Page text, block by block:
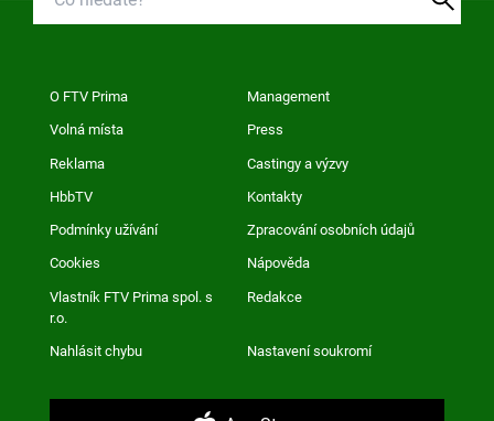
O FTV Prima Management
Volná místa Press
Reklama Castingy a výzvy
HbbTV Kontakty
Podmínky užívání Zpracování osobních údajů
Cookies Nápověda
Vlastník FTV Prima spol. s
r.o.
Redakce
Nahlásit chybu Nastavení soukromí